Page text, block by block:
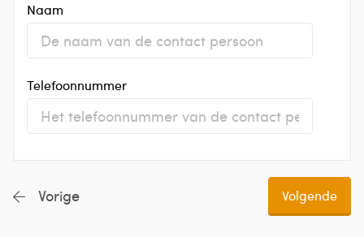
Naam
Telefoonnummer
Vorige